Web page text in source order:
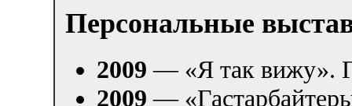
Персональные
2009 — «Я так вижу».
2009 —